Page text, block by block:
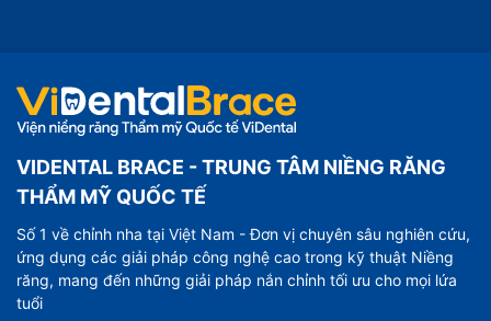
VIDENTAL BRACE - TRUNG TÂM NIỀNG RĂNG
THẨM MỸ QUỐC TẾ
Số 1 về chỉnh nha tại Việt Nam - Đơn vị chuyên sâu nghiên cứu,
ứng dụng các giải pháp công nghệ cao trong kỹ thuật Niềng
răng, mang đến những giải pháp nắn chỉnh tối ưu cho mọi lứa
tuổi